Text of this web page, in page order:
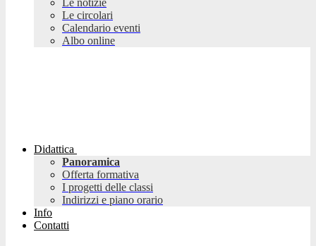
Le notizie
Le circolari
Calendario eventi
Albo online
Didattica
Panoramica
Offerta formativa
I progetti delle classi
Indirizzi e piano orario
Info
Contatti